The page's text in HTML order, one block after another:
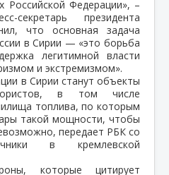
Российской Федерации», –
секретарь президента
что основная задача
в Сирии — «это борьба
легитимной власти
и экстремизмом».
в Сирии станут объекты
в том числе
топлива, по которым
такой мощности, чтобы
передает РБК со
в кремлевской
которые цитирует